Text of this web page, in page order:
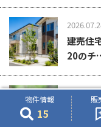
物件情報
15
販
建売住
20の
建売住
みを紹